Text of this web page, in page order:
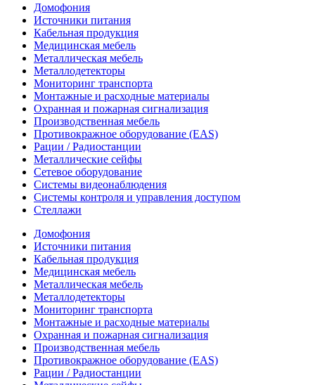
Домофония
Источники питания
Кабельная продукция
Медицинская мебель
Металлическая мебель
Металлодетекторы
Мониторинг транспорта
Монтажные и расходные материалы
Охранная и пожарная сигнализация
Производственная мебель
Противокражное оборудование (EAS)
Рации / Радиостанции
Металлические сейфы
Сетевое оборудование
Системы видеонаблюдения
Системы контроля и управления доступом
Стеллажи
Домофония
Источники питания
Кабельная продукция
Медицинская мебель
Металлическая мебель
Металлодетекторы
Мониторинг транспорта
Монтажные и расходные материалы
Охранная и пожарная сигнализация
Производственная мебель
Противокражное оборудование (EAS)
Рации / Радиостанции